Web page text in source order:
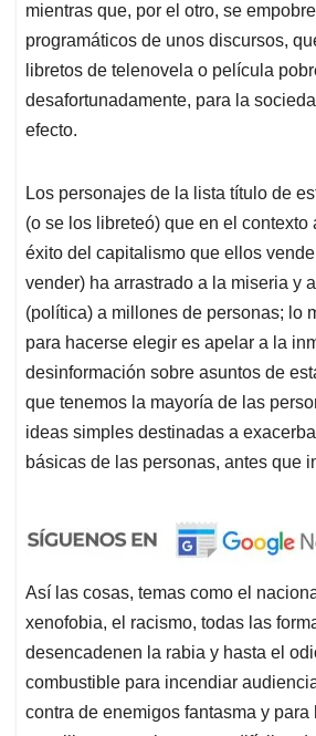
mientras que, por el otro, se
programáticos de unos discursos,
libretos de telenovela o película
desafortunadamente, para la
efecto.
Los personajes de la lista título de
(o se los libreteó) que en el contexto
éxito del capitalismo que ellos
vender) ha arrastrado a la miseria y
(política) a millones de personas; lo
para hacerse elegir es apelar a la
desinformación sobre asuntos de
que tenemos la mayoría de las
ideas simples destinadas a
básicas de las personas, antes que
Así las cosas, temas como el
xenofobia, el racismo, todas las
desencadenen la rabia y hasta el
combustible para incendiar
contra de enemigos fantasma y para